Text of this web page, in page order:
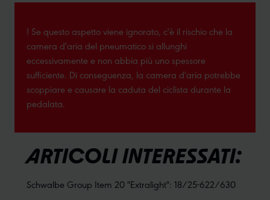
! Se questo aspetto viene ignorato, c'è il rischio che la
camera d'aria del pneumatico si allunghi
eccessivamente e non abbia più uno spessore
sufficiente. Di conseguenza, la camera d'aria potrebbe
scoppiare e causare la caduta del ciclista durante la
pedalata.
ARTICOLI INTERESSATI:
Schwalbe Group Item 20 "Extralight": 18/25-622/630